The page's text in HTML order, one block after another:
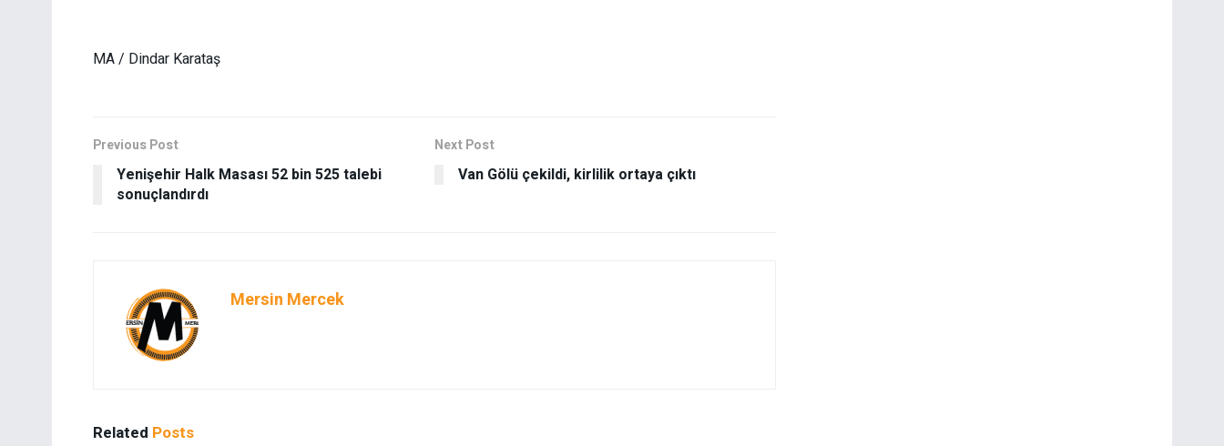
MA / Dindar Karataş
Previous Post
Yenişehir Halk Masası 52 bin 525 talebi
sonuçlandırdı
Next Post
Van Gölü çekildi, kirlilik ortaya çıktı
Mersin Mercek
Related Posts